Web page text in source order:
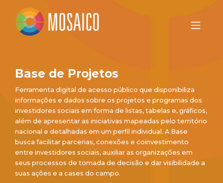
Base de Projetos
Ferramenta digital de acesso público que disponibiliza
informações e dados sobre os projetos e programas dos
investidores sociais em forma de listas, tabelas e, gráficos,
além de apresentar as iniciativas mapeadas pelo território
nacional e detalhadas em um perfil individual. A Base
busca facilitar parcerias, conexões e coinvestimento
entre investidores sociais, auxiliar as organizações em
seus processos de tomada de decisão e dar visibilidade a
suas ações e a cases do campo.